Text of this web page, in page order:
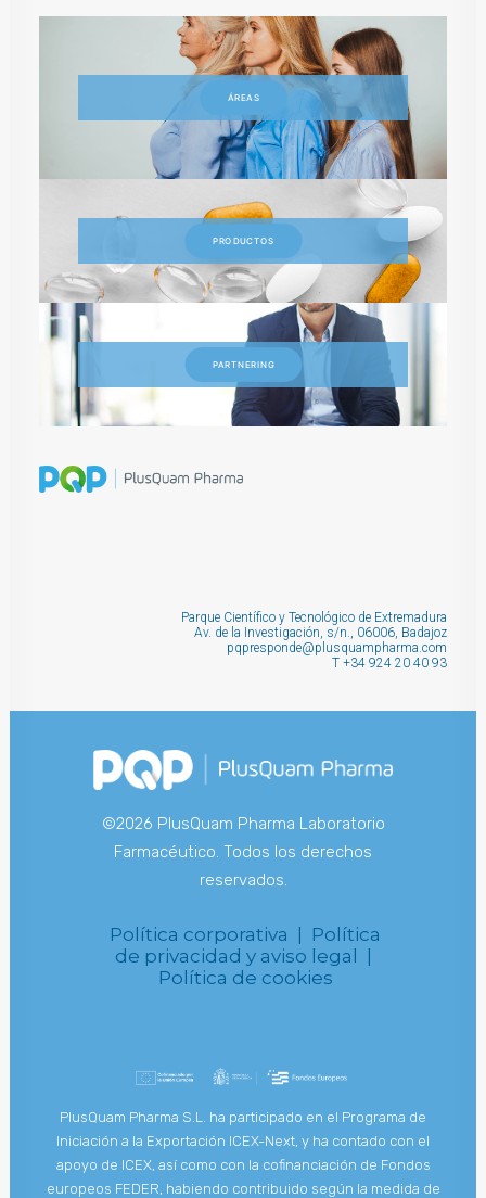
ÁREAS
PRODUCTOS
PARTNERING
Parque Científico y Tecnológico de Extremadura
Av. de la Investigación, s/n., 06006, Badajoz
pqpresponde@plusquampharma.com
T +34 924 20 40 93
©2026 PlusQuam Pharma Laboratorio
Farmacéutico. Todos los derechos
reservados.
Política corporativa | Política
de privacidad y aviso legal |
Política de cookies
PlusQuam Pharma S.L. ha participado en el Programa de
Iniciación a la Exportación ICEX-Next, y ha contado con el
apoyo de ICEX, así como con la cofinanciación de Fondos
europeos FEDER, habiendo contribuido según la medida de